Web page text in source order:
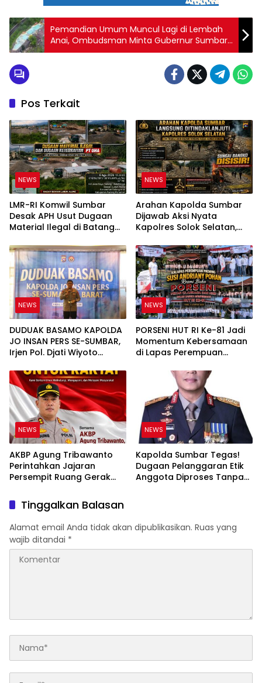
Pemandian Umum Muncul Lagi di Lembah
Anai, Ombudsman Minta Gubernur Sumbar
Ambil Tindakan Tegas
Pos Terkait
NEWS
LMR-RI Komwil Sumbar
Desak APH Usut Dugaan
Material Ilegal di Batang
PT UHA Diminta Diselidiki
Tuntas
NEWS
Arahan Kapolda Sumbar
Dijawab Aksi Nyata
Kapolres Solok Selatan,
Bukan Sekadar Slogan
NEWS
DUDUAK BASAMO KAPOLDA
JO INSAN PERS SE-SUMBAR,
Irjen Pol. Djati Wiyoto
Ruang bagi Pelanggar
Hukum di Internal Polri
NEWS
PORSENI HUT RI Ke-81 Jadi
Momentum Kebersamaan
di Lapas Perempuan
NEWS
AKBP Agung Tribawanto
Perintahkan Jajaran
Persempit Ruang Gerak
Pasaman Barat
NEWS
Kapolda Sumbar Tegas!
Dugaan Pelanggaran Etik
Anggota Diproses Tanpa
Tinggalkan Balasan
Alamat email Anda tidak akan dipublikasikan. Ruas yang
wajib ditandai *